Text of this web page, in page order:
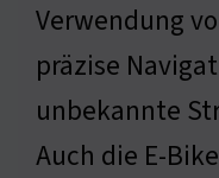
Verwendung
präzise
unbekannte
Auch die E-